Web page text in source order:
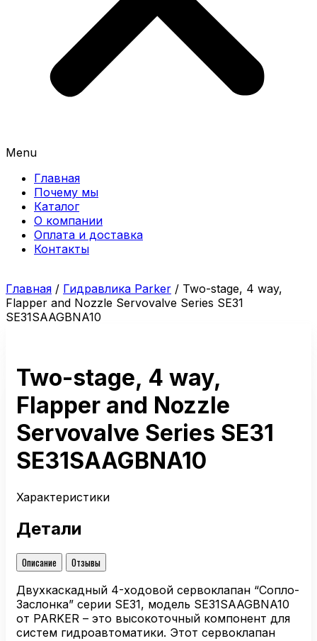
Menu
Главная
Почему мы
Каталог
О компании
Оплата и доставка
Контакты
Главная / Гидравлика Parker / Two-stage, 4 way,
Flapper and Nozzle Servovalve Series SE31
SE31SAAGBNA10
Two-stage, 4 way,
Flapper and Nozzle
Servovalve Series SE31
SE31SAAGBNA10
Характеристики
Детали
Описание
Отзывы
Двухкаскадный 4-ходовой сервоклапан “Сопло-
Заслонка” серии SE31, модель SE31SAAGBNA10
от PARKER – это высокоточный компонент для
систем гидроавтоматики. Этот сервоклапан